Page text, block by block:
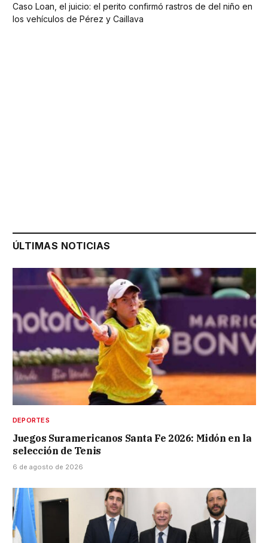
Caso Loan, el juicio: el perito confirmó rastros de del niño en
los vehículos de Pérez y Caillava
ÚLTIMAS NOTICIAS
DEPORTES
Juegos Suramericanos Santa Fe 2026: Midón en la
selección de Tenis
6 de agosto de 2026